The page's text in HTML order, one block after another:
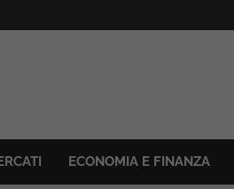
ECONOMIA E FINANZA